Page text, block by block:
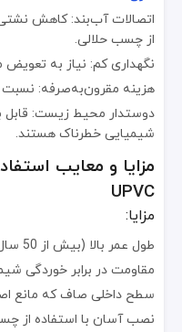
نشت احتمالی → استفاده
شکنندگی در دماهای شدید
گرفتگی در لوله‌های
تأثیرات زیست‌محیطی و
لوله‌های UPVC قابلیت بازیافت دارند و در مقایسه با لوله‌های فلزی، منابع کمتری در ساخت آن‌ها مصرف می‌شود. علاوه بر این، به‌دلیل کاهش نشتی، به حفظ منابع آب کمک می‌کنند.
قیمت و دسترسی
قیمت لوله‌ها و اتصالات UPVC در ایران با توجه به برند، قطر و کیفیت محصول متغیر است. عواملی نظیر:
هزینه مواد اولیه
تقاضای بازار و مقررات وارداتی
سیاست‌های قیمت‌گذاری
بر قیمت نهایی مؤثر هستند.
گزینه‌های سفارشی‌سازی
کارخانه‌ها و تولیدکنندگان
اتصالات آب‌بند: کاهش
از چسب حلالی.
نگهداری کم: نیاز به تعویض
هزینه مقرون‌به‌صرفه: نسبت
دوستدار محیط زیست: قابل
شیمیایی خطرناک هستند.
مزایا و معایب
UPVC
مزایا:
طول عمر بالا (بیش از 50 سال)
مقاومت در برابر خوردگی
سطح داخلی صاف که مانع
نصب آسان با استفاده از